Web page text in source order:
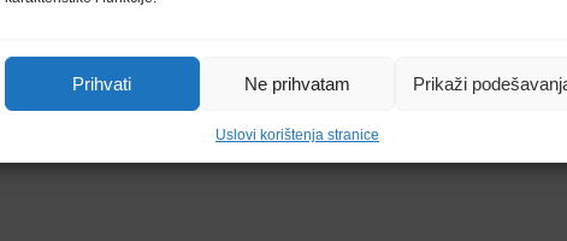
Prihvati Ne prihvatam Prikaži
Uslovi korištenja stranice